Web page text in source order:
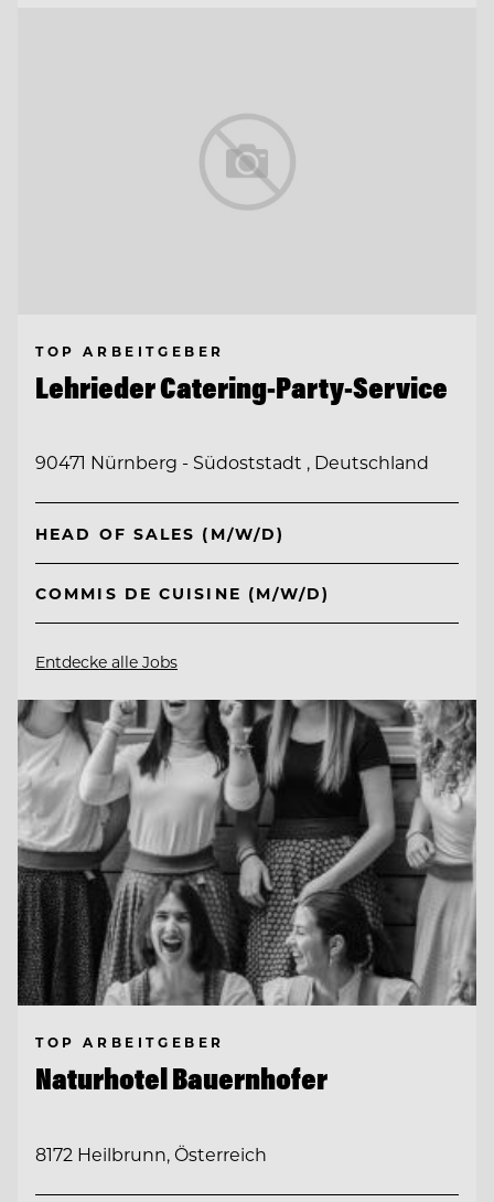
TOP ARBEITGEBER
Lehrieder Catering-Party-Service
90471 Nürnberg - Südoststadt , Deutschland
HEAD OF SALES (M/W/D)
COMMIS DE CUISINE (M/W/D)
Entdecke alle Jobs
TOP ARBEITGEBER
Naturhotel Bauernhofer
8172 Heilbrunn, Österreich